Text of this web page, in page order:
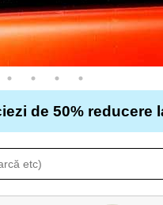
de 50% reducere